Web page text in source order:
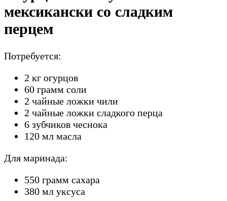
мексикански со сладким
перцем
Потребуется:
2 кг огурцов
60 грамм соли
2 чайные ложки чили
2 чайные ложки сладкого перца
6 зубчиков чеснока
120 мл масла
Для маринада:
550 грамм сахара
380 мл уксуса